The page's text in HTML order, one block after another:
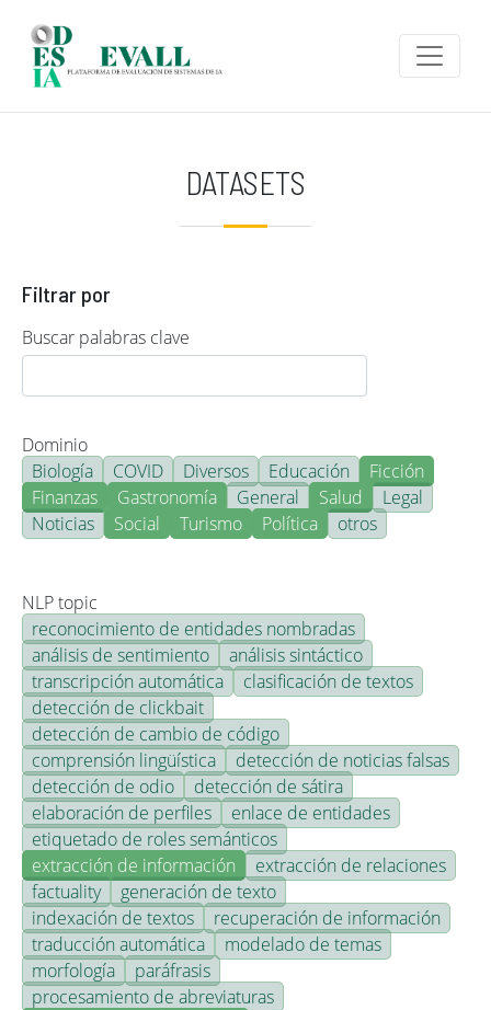
DATASETS
Filtrar por
Buscar palabras clave
Dominio
Biología
COVID Diversos Educación
Ficción
Finanzas
Gastronomía General Salud
Legal
Noticias
Social Turismo Política otros
NLP topic
reconocimiento de entidades nombradas
análisis de sentimiento
análisis sintáctico
transcripción automática
clasificación de textos
detección de clickbait
detección de cambio de código
comprensión lingüística
detección de noticias falsas
detección de odio
detección de sátira
elaboración de perfiles
enlace de entidades
etiquetado de roles semánticos
extracción de información
extracción de relaciones
factuality
generación de texto
indexación de textos
recuperación de información
traducción automática
modelado de temas
morfología
paráfrasis
procesamiento de abreviaturas